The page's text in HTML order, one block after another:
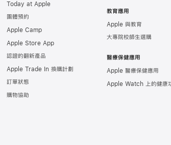
Today at Apple
團體預約
Apple Camp
Apple Store App
認證的翻新產品
Apple Trade In 換購計劃
訂單狀態
購物協助
教育應用
Apple 與教育
大專院校師生選購
醫療保健應用
Apple 醫療保健應用
Apple Watch 上的健康